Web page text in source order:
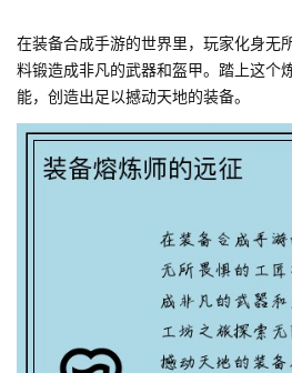
在装备合成手游的世界里，玩家化身无
料锻造成非凡的武器和盔甲。踏上这个
能，创造出足以撼动天地的装备。